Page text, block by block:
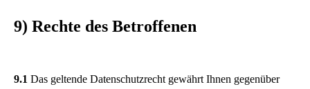
9) Rechte des Betroffenen
9.1 Das geltende Datenschutzrecht gewährt Ihnen gegenüber